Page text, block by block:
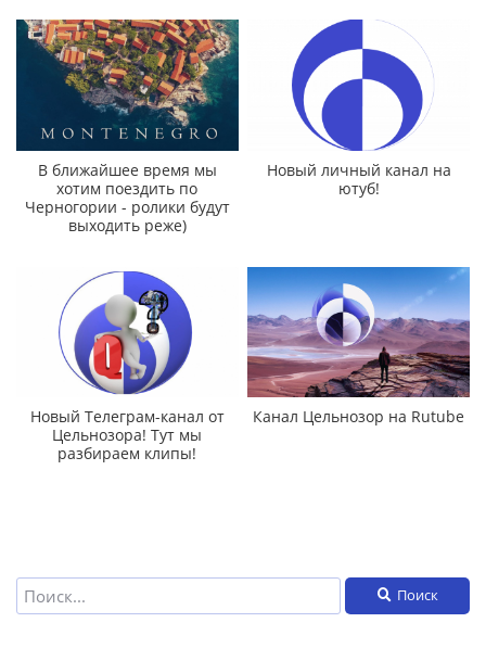
В ближайшее время мы
хотим поездить по
Черногории - ролики будут
выходить реже)
Новый личный канал на
ютуб!
Новый Телеграм-канал от
Цельнозора! Тут мы
разбираем клипы!
Канал Цельнозор на Rutube
Поиск